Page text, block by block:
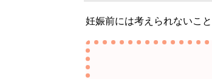
妊娠前には考えられないこと